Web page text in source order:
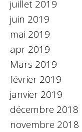
juillet 2019
juin 2019
mai 2019
apr 2019
Mars 2019
février 2019
janvier 2019
décembre 2018
novembre 2018